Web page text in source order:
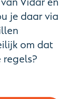
je daar via
om dat
regels?